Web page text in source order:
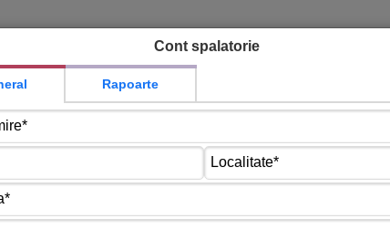
Cont spalatorie
Rapoarte